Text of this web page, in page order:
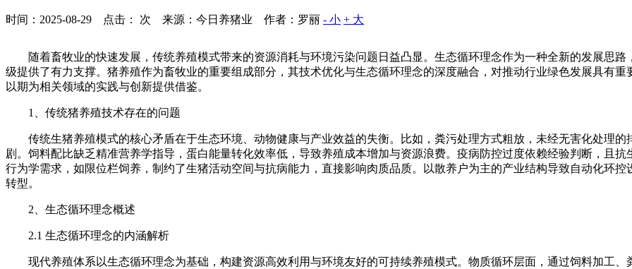
时间：2025-08-29 点击： 次 来源：今日养猪业 作者：罗丽 - 小 + 大
随着畜牧业的快速发展，传统养殖模式带来的资源消耗与环境污染问题日益凸显。生态循环理念作为一种全新的发展思
级提供了有力支撑。猪养殖作为畜牧业的重要组成部分，其技术优化与生态循环理念的深度融合，对推动行业绿色发展具有
以期为相关领域的实践与创新提供借鉴。
1、 传统猪养殖技术存在的问题
传统生猪养殖模式的核心矛盾在于生态环境、动物健康与产业效益的失衡。比如，粪污处理方式粗放，未经无害化处理
剧。饲料配比缺乏精准营养学指导，蛋白能量转化效率低，导致养殖成本增加与资源浪费。疫病防控过度依赖经验判断，且
行为学需求，如限位栏饲养，制约了生猪活动空间与抗病能力，直接影响肉质品质。以散养户为主的产业结构导致自动化环
转型。
2、 生态循环理念概述
2.1 生态循环理念的内涵解析
现代养殖体系以生态循环理念为基础，构建资源高效利用与环境友好的可持续养殖模式。物质循环层面，通过饲料加工